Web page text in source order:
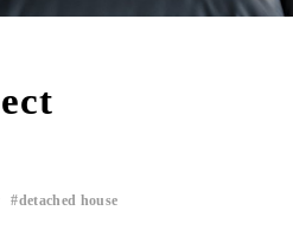
​ ​ detached house